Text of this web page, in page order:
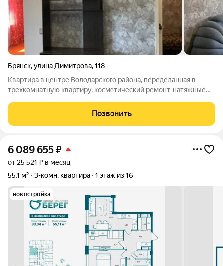
Брянск,улица Димитрова,118
Квартира в центре Володарского района, переделанная в
трехкомнатную квартиру, косметический ремонт-натяжные
фильтра и счетчики на воду, новая колонка-автомат. Мебель
вся остается. Удобное
Позвонить
6 089 655₽
от 25 521 ₽ в месяц
55,1 м²
3-комн. квартира 1 этаж из 16
новостройка